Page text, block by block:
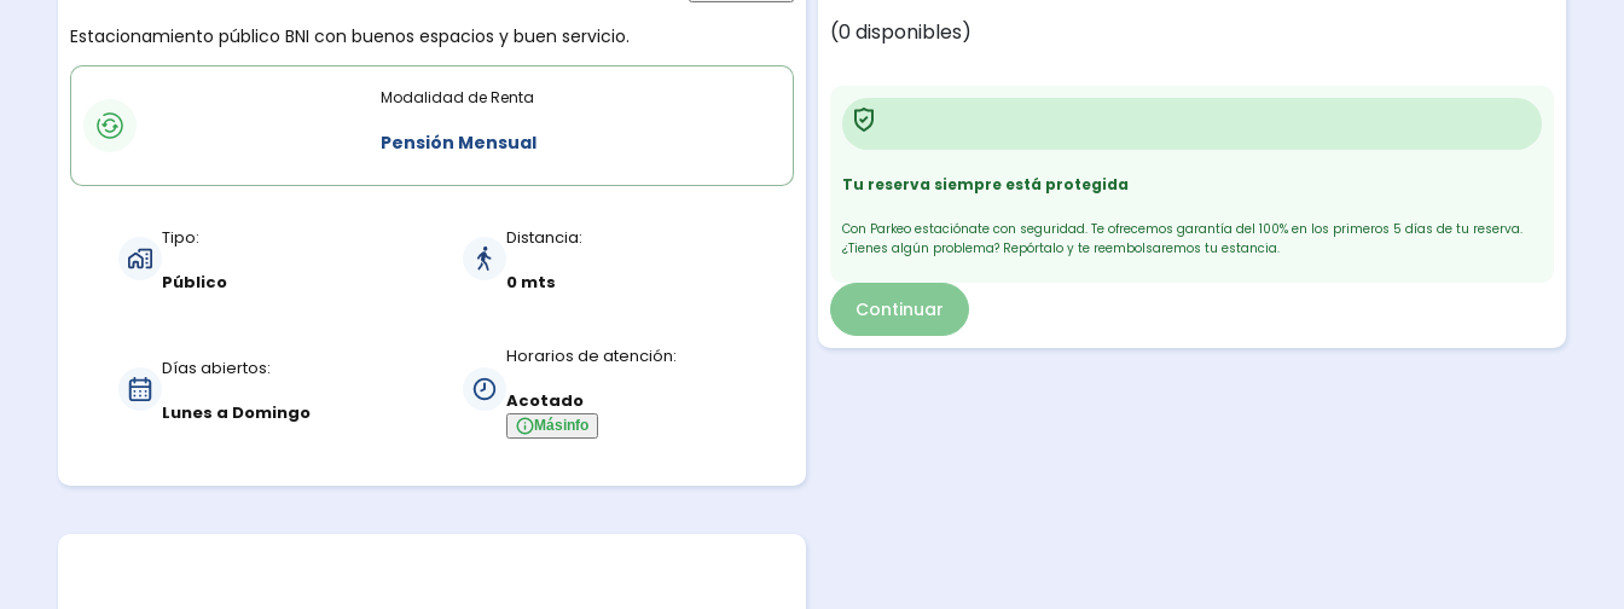
Descripción del lugar
Estacionamiento público BNI con buenos espacios y buen servicio.
Modalidades de renta
Modalidad de Renta
Pensión Mensual
Tipo:
Público
Distancia:
0 mts
Días abiertos:
Lunes a Domingo
Horarios de atención:
Acotado
Másinfo
(0 disponibles)
Tu reserva siempre está protegida
Con Parkeo estaciónate con seguridad. Te ofrecemos garantía del 100% en los primeros 5 días de tu reserva.
¿Tienes algún problema? Repórtalo y te reembolsaremos tu estancia.
Continuar